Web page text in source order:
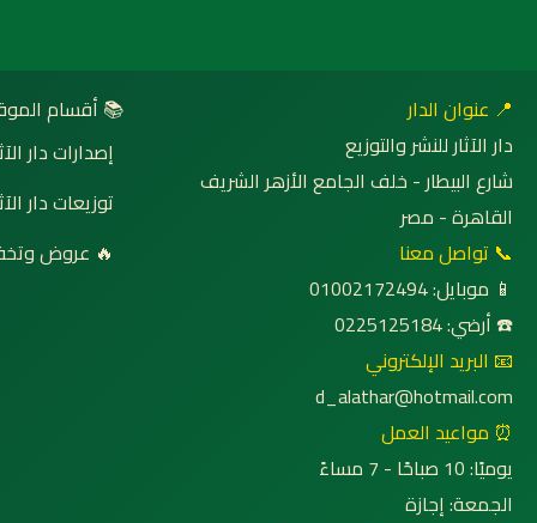
📍 عنوان الدار
دار الآثار للنشر والتوزيع
شارع البيطار - خلف الجامع الأزهر الشريف
القاهرة - مصر
📞 تواصل معنا
📱 موبايل: 01002172494
☎️ أرضي: 0225125184
📧 البريد الإلكتروني
d_alathar@hotmail.com
⏰ مواعيد العمل
يوميًا: 10 صباحًا - 7 مساءً
الجمعة: إجازة
📚 أقسام
إصدارات دار
توزيعات دار
🔥 عروض